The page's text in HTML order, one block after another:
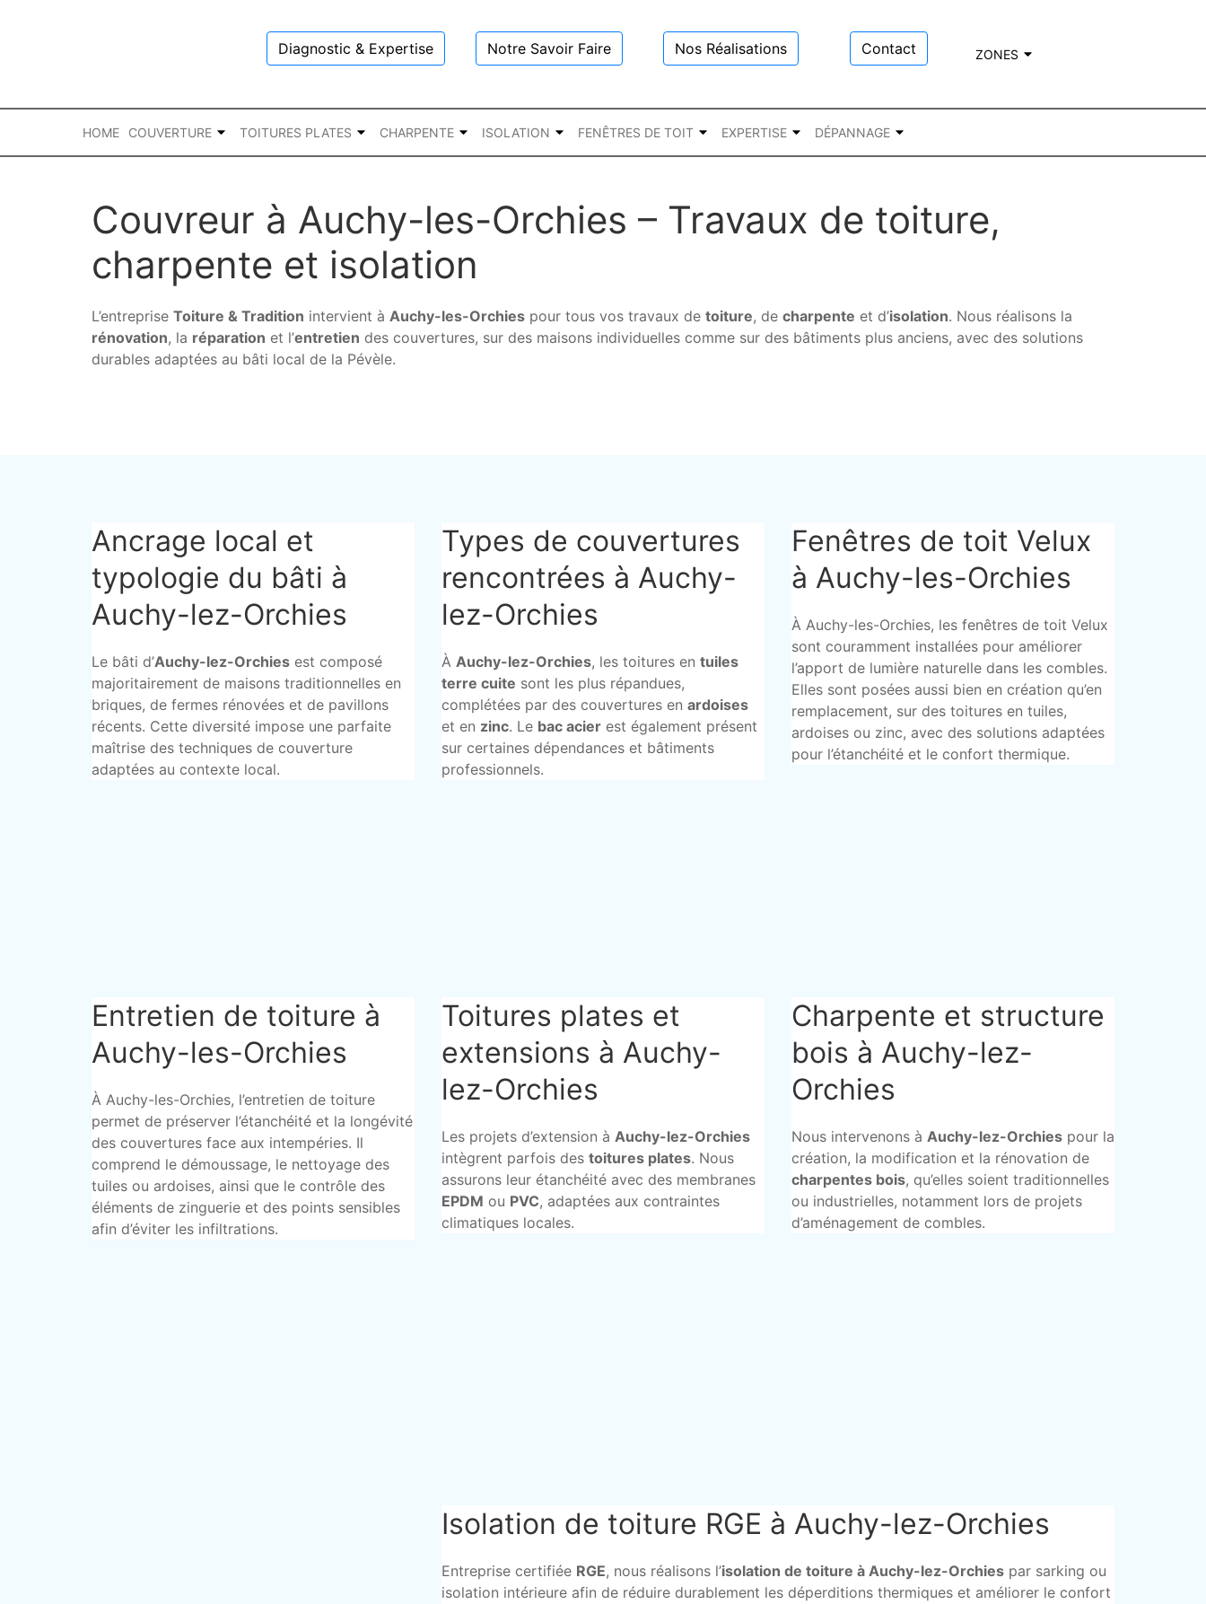
Diagnostic & Expertise Notre Savoir Faire Nos Réalisations Contact ZONES
HOME COUVERTURE TOITURES PLATES CHARPENTE ISOLATION FENÊTRES DE TOIT EXPERTISE DÉPANNAGE
Couvreur à Auchy-les-Orchies – Travaux de toiture,
charpente et isolation
L’entreprise Toiture & Tradition intervient à Auchy-les-Orchies pour tous vos travaux de toiture, de charpente et d’isolation. Nous réalisons la
rénovation, la réparation et l’entretien des couvertures, sur des maisons individuelles comme sur des bâtiments plus anciens, avec des solutions
durables adaptées au bâti local de la Pévèle.
Ancrage local et
typologie du bâti à
Auchy-lez-Orchies
Le bâti d’Auchy-lez-Orchies est composé
majoritairement de maisons traditionnelles en
briques, de fermes rénovées et de pavillons
récents. Cette diversité impose une parfaite
maîtrise des techniques de couverture
adaptées au contexte local.
Types de couvertures
rencontrées à Auchy-
lez-Orchies
À Auchy-lez-Orchies, les toitures en tuiles
terre cuite sont les plus répandues,
complétées par des couvertures en ardoises
et en zinc. Le bac acierest également présent
sur certaines dépendances et bâtiments
professionnels.
Fenêtres de toit Velux
à Auchy-les-Orchies
À Auchy-les-Orchies, les fenêtres de toit Velux
sont couramment installées pour améliorer
l’apport de lumière naturelle dans les combles.
Elles sont posées aussi bien en création qu’en
remplacement, sur des toitures en tuiles,
ardoises ou zinc, avec des solutions adaptées
pour l’étanchéité et le confort thermique.
Entretien de toiture à
Auchy-les-Orchies
À Auchy-les-Orchies, l’entretien de toiture
permet de préserver l’étanchéité et la longévité
des couvertures face aux intempéries. Il
comprend le démoussage, le nettoyage des
tuiles ou ardoises, ainsi que le contrôle des
éléments de zinguerie et des points sensibles
afin d’éviter les infiltrations.
Toitures plates et
extensions à Auchy-
lez-Orchies
Les projets d’extension à Auchy-lez-Orchies
intègrent parfois des toitures plates. Nous
assurons leur étanchéité avec des membranes
EPDM ou PVC, adaptées aux contraintes
climatiques locales.
Charpente et structure
bois à Auchy-lez-
Orchies
Nous intervenons à Auchy-lez-Orchiespour la
création, la modification et la rénovation de
charpentes bois, qu’elles soient traditionnelles
ou industrielles, notamment lors de projets
d’aménagement de combles.
Isolation de toiture RGE à Auchy-lez-Orchies
Entreprise certifiée RGE, nous réalisons l’isolation de toiture à Auchy-lez-Orchiespar sarking ou
isolation intérieure afin de réduire durablement les déperditions thermiques et améliorer le confort